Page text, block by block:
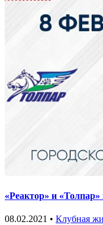
«Реактор» и
08.02.2021 • Клубная